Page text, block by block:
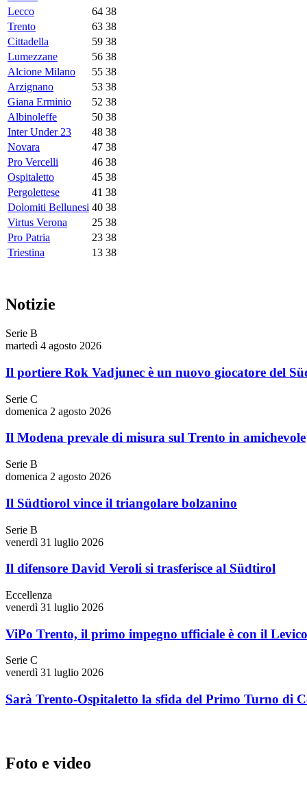
Lecco
64 38
Trento
63 38
Cittadella
59 38
Lumezzane
56 38
Alcione Milano
55 38
Arzignano
53 38
Giana Erminio
52 38
Albinoleffe
50 38
Inter Under 23
48 38
Novara
47 38
Pro Vercelli
46 38
Ospitaletto
45 38
Pergolettese
41 38
Dolomiti Bellunesi 40 38
Virtus Verona
25 38
Pro Patria
23 38
Triestina
13 38
Notizie
Serie B
martedì 4 agosto 2026
Il portiere Rok Vadjunec è un nuovo giocatore del
Serie C
domenica 2 agosto 2026
Il Modena prevale di misura sul Trento in amichevole
Serie B
domenica 2 agosto 2026
Il Südtiorol vince il triangolare bolzanino
Serie B
venerdì 31 luglio 2026
Il difensore David Veroli si trasferisce al Südtirol
Eccellenza
venerdì 31 luglio 2026
ViPo Trento, il primo impegno ufficiale è con il
Serie C
venerdì 31 luglio 2026
Sarà Trento-Ospitaletto la sfida del Primo Turno di
Foto e video